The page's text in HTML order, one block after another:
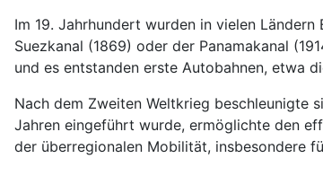
Im 19. Jahrhundert wurden in vielen
Suezkanal (1869) oder der Panamakanal
und es entstanden erste Autobahnen, etwa
Nach dem Zweiten Weltkrieg beschleunigte
Jahren eingeführt wurde, ermöglichte den
der überregionalen Mobilität, insbesondere